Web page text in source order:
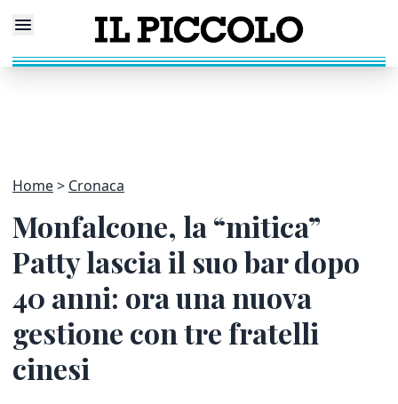
Home Cronaca
Monfalcone, la “mitica”
Patty lascia il suo bar dopo
40 anni: ora una nuova
gestione con tre fratelli
cinesi